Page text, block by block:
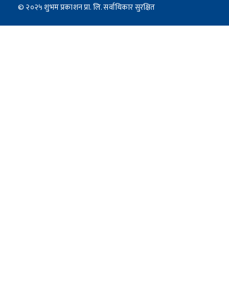
© २०२५ शुभम प्रकाशन प्रा. लि. सर्वाधिकार सुरक्षित